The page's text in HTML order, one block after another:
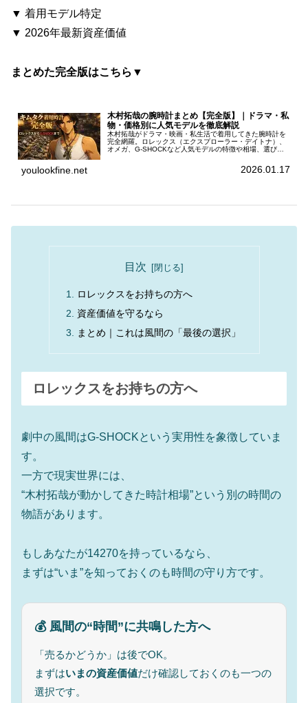
▼ 着用モデル特定
▼ 2026年最新資産価値
まとめた完全版はこちら ▼
木村拓哉の腕時計まとめ【完全版】｜ドラマ・私
物・価格別に人気モデルを徹底解説
木村拓哉がドラマ・映画・私生活で着用してきた腕時計を
完全網羅。ロレックス（エクスプローラー・デイトナ）、
オメガ、G-SHOCKなど人気モデルの特徴や相場、選び方
youlookfine.net 2026.01.17
目次
ロレックスをお持ちの方へ
資産価値を守るなら
まとめ｜これは風間の「最後の選択」
ロレックスをお持ちの方へ
劇中の風間はG-SHOCKという実用性を象徴していま
す。
一方で現実世界には、
“木村拓哉が動かしてきた時計相場”という別の時間の
物語があります。
もしあなたが14270を持っているなら、
まずは“いま”を知っておくのも時間の守り方です。
💰 風間の“時間”に共鳴した方へ
「売るかどうか」は後でOK。
まずはいまの資産価値だけ確認しておくのも一つの
選択です。